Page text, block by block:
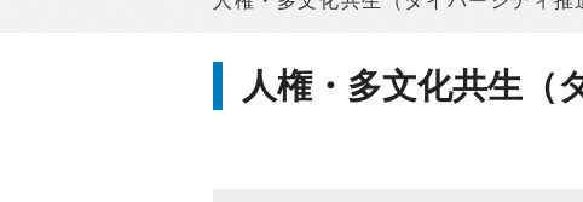
人権・多文化共生（